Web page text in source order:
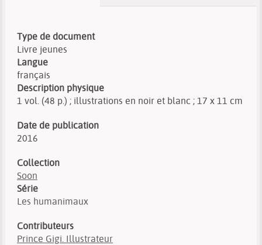
Type de document
Livre jeunes
Langue
français
Description physique
1 vol. (48 p.) ; illustrations en noir et blanc ; 17 x 11 cm
Date de publication
2016
Collection
Soon
Série
Les humanimaux
Contributeurs
Prince Gigi. Illustrateur